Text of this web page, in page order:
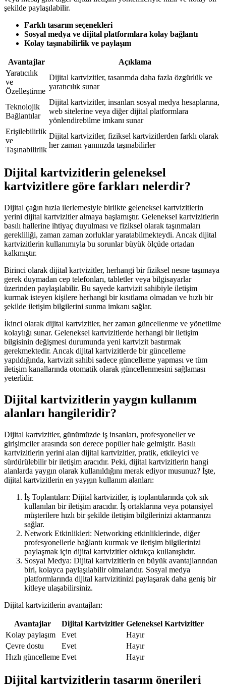
şekilde paylaşılabilir.
Farklı tasarım seçenekleri
Sosyal medya ve dijital platformlara kolay bağlantı
Kolay taşınabilirlik ve paylaşım
Avantajlar
Açıklama
Yaratıcılık
ve
Özelleştirme
Dijital kartvizitler, tasarımda daha fazla özgürlük ve
yaratıcılık sunar
Teknolojik
Bağlantılar
Dijital kartvizitler, insanları sosyal medya hesaplarına,
web sitelerine veya diğer dijital platformlara
yönlendirebilme imkanı sunar
Erişilebilirlik
ve
Taşınabilirlik
Dijital kartvizitler, fiziksel kartvizitlerden farklı olarak
her zaman yanınızda taşınabilirler
Dijital kartvizitlerin geleneksel
kartvizitlere göre farkları nelerdir?
Dijital çağın hızla ilerlemesiyle birlikte geleneksel kartvizitlerin
yerini dijital kartvizitler almaya başlamıştır. Geleneksel kartvizitlerin
basılı hallerine ihtiyaç duyulması ve fiziksel olarak taşınmaları
gerekliliği, zaman zaman zorluklar yaratabilmekteydi. Ancak dijital
kartvizitlerin kullanımıyla bu sorunlar büyük ölçüde ortadan
kalkmıştır.
Birinci olarak dijital kartvizitler, herhangi bir fiziksel nesne taşımaya
gerek duymadan cep telefonları, tabletler veya bilgisayarlar
üzerinden paylaşılabilir. Bu sayede kartvizit sahibiyle iletişim
kurmak isteyen kişilere herhangi bir kısıtlama olmadan ve hızlı bir
şekilde iletişim bilgilerini sunma imkanı sağlar.
İkinci olarak dijital kartvizitler, her zaman güncellenme ve yönetilme
kolaylığı sunar. Geleneksel kartvizitlerde herhangi bir iletişim
bilgisinin değişmesi durumunda yeni kartvizit bastırmak
gerekmektedir. Ancak dijital kartvizitlerde bir güncelleme
yapıldığında, kartvizit sahibi sadece güncelleme yapması ve tüm
iletişim kanallarında otomatik olarak güncellenmesini sağlaması
yeterlidir.
Dijital kartvizitlerin yaygın kullanım
alanları hangileridir?
Dijital kartvizitler, günümüzde iş insanları, profesyoneller ve
girişimciler arasında son derece popüler hale gelmiştir. Basılı
kartvizitlerin yerini alan dijital kartvizitler, pratik, etkileyici ve
sürdürülebilir bir iletişim aracıdır. Peki, dijital kartvizitlerin hangi
alanlarda yaygın olarak kullanıldığını merak ediyor musunuz? İşte,
dijital kartvizitlerin en yaygın kullanım alanları:
İş Toplantıları: Dijital kartvizitler, iş toplantılarında çok sık
kullanılan bir iletişim aracıdır. İş ortaklarına veya potansiyel
müşterilere hızlı bir şekilde iletişim bilgilerinizi aktarmanızı
sağlar.
Network Etkinlikleri: Networking etkinliklerinde, diğer
profesyonellerle bağlantı kurmak ve iletişim bilgilerinizi
paylaşmak için dijital kartvizitler oldukça kullanışlıdır.
Sosyal Medya: Dijital kartvizitlerin en büyük avantajlarından
biri, kolayca paylaşılabilir olmalarıdır. Sosyal medya
platformlarında dijital kartvizitinizi paylaşarak daha geniş bir
kitleye ulaşabilirsiniz.
Dijital kartvizitlerin avantajları:
Avantajlar Dijital Kartvizitler Geleneksel Kartvizitler
Kolay paylaşım
Evet
Hayır
Çevre dostu
Evet
Hayır
Hızlı güncelleme Evet Hayır
Dijital kartvizitlerin tasarım önerileri